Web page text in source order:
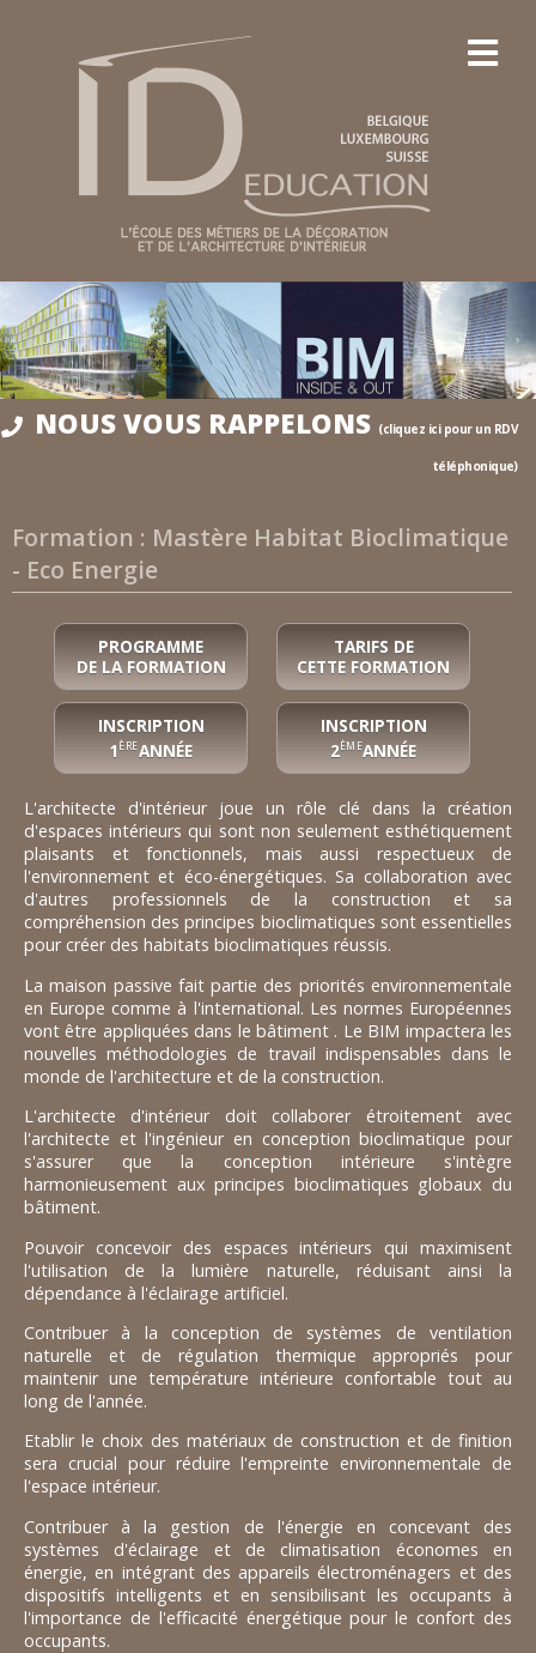
NOUS VOUS RAPPELONS (cliquez ici pour un RDV
téléphonique)
Formation : Mastère Habitat Bioclimatique
- Eco Energie
PROGRAMME
DE LA FORMATION
TARIFS DE
CETTE FORMATION
INSCRIPTION
1 ÈREANNÉE
INSCRIPTION
2 ÈMEANNÉE
L'architecte d'intérieur joue un rôle clé dans la création
d'espaces intérieurs qui sont non seulement esthétiquement
plaisants et fonctionnels, mais aussi respectueux de
l'environnement et éco-énergétiques. Sa collaboration avec
d'autres professionnels de la construction et sa
compréhension des principes bioclimatiques sont essentielles
pour créer des habitats bioclimatiques réussis.
La maison passive fait partie des priorités environnementale
en Europe comme à l'international. Les normes Européennes
vont être appliquées dans le bâtiment . Le BIM impactera les
nouvelles méthodologies de travail indispensables dans le
monde de l'architecture et de la construction.
L'architecte d'intérieur doit collaborer étroitement avec
l'architecte et l'ingénieur en conception bioclimatique pour
s'assurer que la conception intérieure s'intègre
harmonieusement aux principes bioclimatiques globaux du
bâtiment.
Pouvoir concevoir des espaces intérieurs qui maximisent
l'utilisation de la lumière naturelle, réduisant ainsi la
dépendance à l'éclairage artificiel.
Contribuer à la conception de systèmes de ventilation
naturelle et de régulation thermique appropriés pour
maintenir une température intérieure confortable tout au
long de l'année.
Etablir le choix des matériaux de construction et de finition
sera crucial pour réduire l'empreinte environnementale de
l'espace intérieur.
Contribuer à la gestion de l'énergie en concevant des
systèmes d'éclairage et de climatisation économes en
énergie, en intégrant des appareils électroménagers et des
dispositifs intelligents et en sensibilisant les occupants à
l'importance de l'efficacité énergétique pour le confort des
occupants.